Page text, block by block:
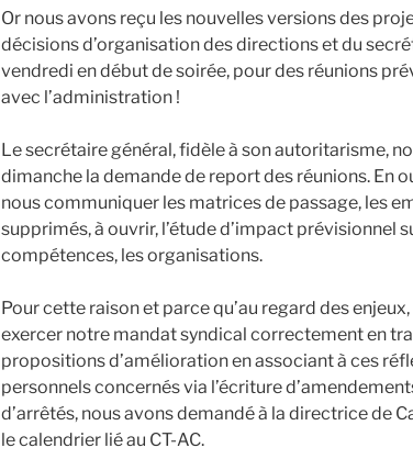
Or nous avons reçu les nouvelles versions des
décisions d’organisation des directions et du
vendredi en début de soirée, pour des réunions
avec l’administration !
Le secrétaire général, fidèle à son autoritarisme,
dimanche la demande de report des réunions. En
nous communiquer les matrices de passage, les
supprimés, à ouvrir, l’étude d’impact prévisionnel
compétences, les organisations.
Pour cette raison et parce qu’au regard des
exercer notre mandat syndical correctement en
propositions d’amélioration en associant à ces
personnels concernés via l’écriture
d’arrêtés, nous avons demandé à la directrice de
le calendrier lié au CT-AC.